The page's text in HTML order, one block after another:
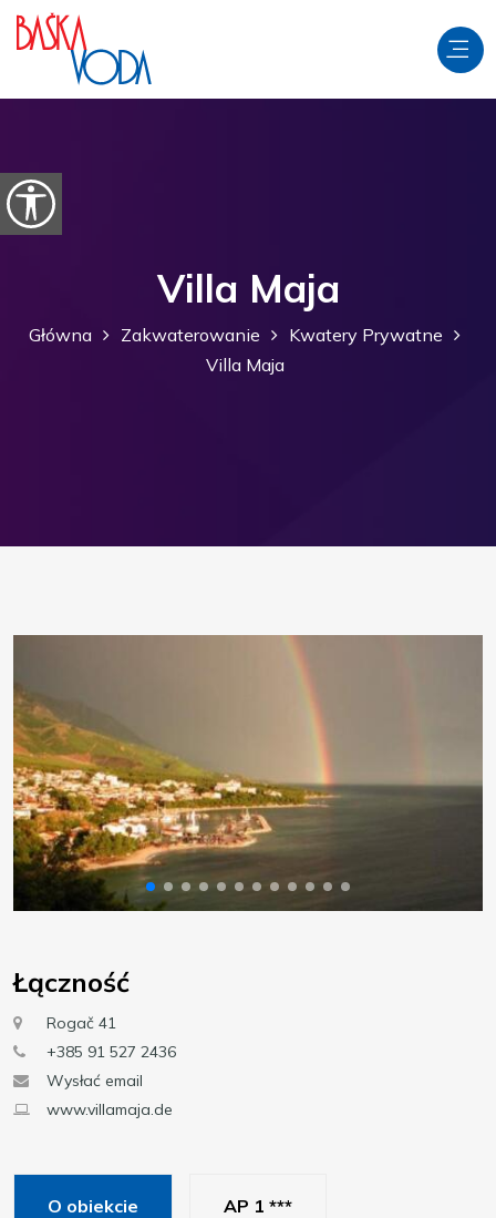
Przejdź do treści
Otwórz opcje ułatwień dostępu
Villa Maja
Główna Zakwaterowanie
Kwatery Prywatne
Villa Maja
Łączność
Rogač 41
+385 91 527 2436
Wysłać email
www.villamaja.de
O obiekcie AP 1 ***